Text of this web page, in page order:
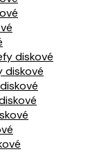
diskové
diskové